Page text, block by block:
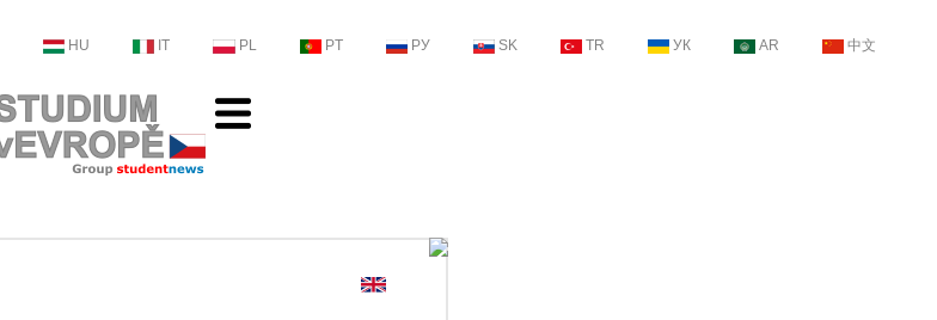
HU IT PL PT РУ SK TR УК AR 中文